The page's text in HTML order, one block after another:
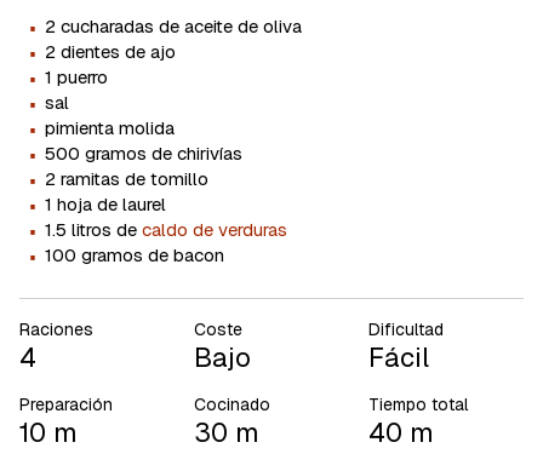
· 2 cucharadas de aceite de oliva
· 2 dientes de ajo
· 1 puerro
· sal
· pimienta molida
· 500 gramos de chirivías
· 2 ramitas de tomillo
· 1 hoja de laurel
· 1.5 litros de caldo de verduras
· 100 gramos de bacon
Raciones
4
Coste
Bajo
Dificultad
Fácil
Preparación
10 m
Cocinado
30 m
Tiempo total
40 m